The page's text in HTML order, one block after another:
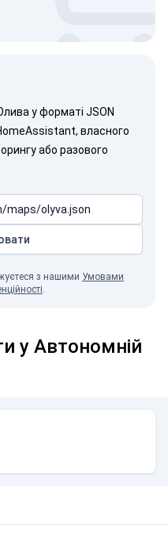
у форматі JSON
власного
або разового
з нашими Умовами
.
у Автономній